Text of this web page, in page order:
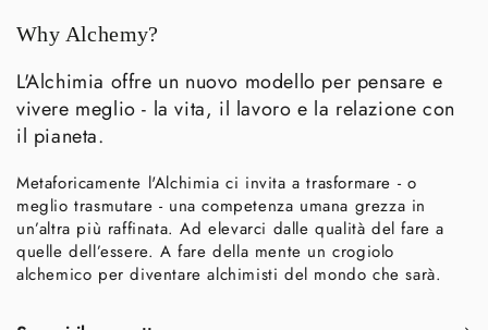
Why Alchemy?
L'Alchimia offre un nuovo modello per pensare e
vivere meglio - la vita, il lavoro e la relazione con
il pianeta.
Metaforicamente l'Alchimia ci invita a trasformare - o
meglio trasmutare - una competenza umana grezza in
un’altra più raffinata. Ad elevarci dalle qualità del fare a
quelle dell’essere. A fare della mente un crogiolo
alchemico per diventare alchimisti del mondo che sarà.